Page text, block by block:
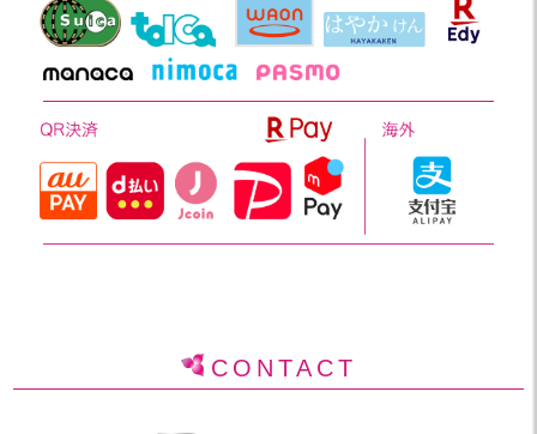
CONTACT